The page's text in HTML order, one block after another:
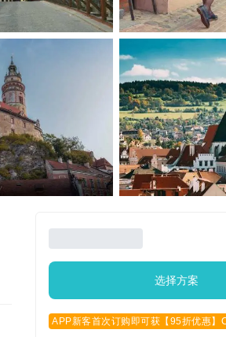
选择方案
APP新客首次订购即可获【95折优惠】